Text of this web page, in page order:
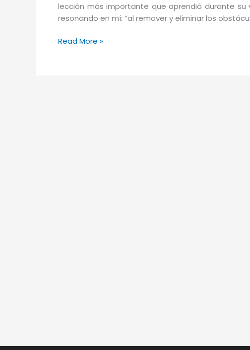
lección más importante que aprendió durante su
resonando en mí: “al remover y eliminar los
Obstáculos
Read More »